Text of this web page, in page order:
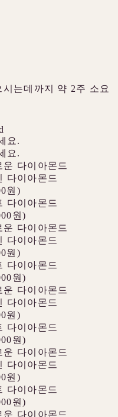
는데까지 약 2주 소요
요.
요.
운 다이아몬드
다이아몬드
원)
다이아몬드
원)
운 다이아몬드
다이아몬드
원)
다이아몬드
원)
운 다이아몬드
다이아몬드
원)
다이아몬드
원)
운 다이아몬드
다이아몬드
원)
다이아몬드
원)
운 다이아몬드